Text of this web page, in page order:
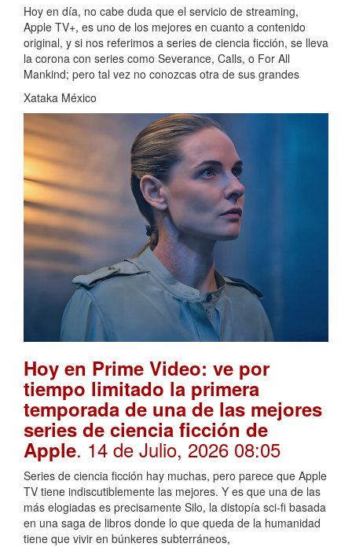
Hoy en día, no cabe duda que el servicio de streaming,
Apple TV+, es uno de los mejores en cuanto a contenido
original, y si nos referimos a series de ciencia ficción, se lleva
la corona con series como Severance, Calls, o For All
Mankind; pero tal vez no conozcas otra de sus grandes
Xataka México
Hoy en Prime Video: ve por
tiempo limitado la primera
temporada de una de las mejores
series de ciencia ficción de
Apple. 14 de Julio, 2026 08:05
Series de ciencia ficción hay muchas, pero parece que Apple
TV tiene indiscutiblemente las mejores. Y es que una de las
más elogiadas es precisamente Silo, la distopía sci-fi basada
en una saga de libros donde lo que queda de la humanidad
tiene que vivir en búnkeres subterráneos,